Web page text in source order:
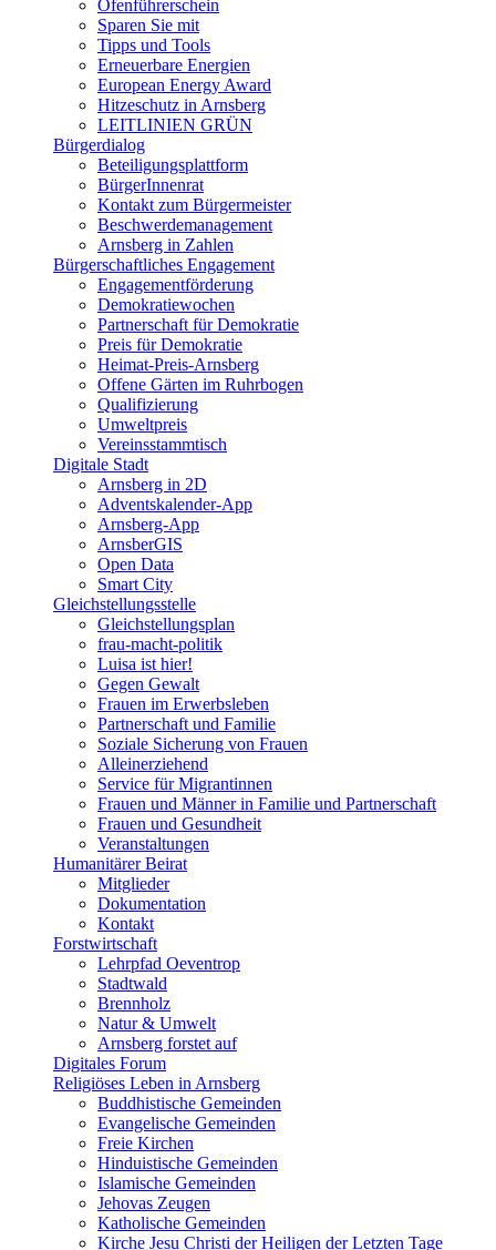
Ofenführerschein
Sparen Sie mit
Tipps und Tools
Erneuerbare Energien
European Energy Award
Hitzeschutz in Arnsberg
LEITLINIEN GRÜN
Bürgerdialog
Beteiligungsplattform
BürgerInnenrat
Kontakt zum Bürgermeister
Beschwerdemanagement
Arnsberg in Zahlen
Bürgerschaftliches Engagement
Engagementförderung
Demokratiewochen
Partnerschaft für Demokratie
Preis für Demokratie
Heimat-Preis-Arnsberg
Offene Gärten im Ruhrbogen
Qualifizierung
Umweltpreis
Vereinsstammtisch
Digitale Stadt
Arnsberg in 2D
Adventskalender-App
Arnsberg-App
ArnsberGIS
Open Data
Smart City
Gleichstellungsstelle
Gleichstellungsplan
frau-macht-politik
Luisa ist hier!
Gegen Gewalt
Frauen im Erwerbsleben
Partnerschaft und Familie
Soziale Sicherung von Frauen
Alleinerziehend
Service für Migrantinnen
Frauen und Männer in Familie und Partnerschaft
Frauen und Gesundheit
Veranstaltungen
Humanitärer Beirat
Mitglieder
Dokumentation
Kontakt
Forstwirtschaft
Lehrpfad Oeventrop
Stadtwald
Brennholz
Natur & Umwelt
Arnsberg forstet auf
Digitales Forum
Religiöses Leben in Arnsberg
Buddhistische Gemeinden
Evangelische Gemeinden
Freie Kirchen
Hinduistische Gemeinden
Islamische Gemeinden
Jehovas Zeugen
Katholische Gemeinden
Kirche Jesu Christi der Heiligen der Letzten Tage